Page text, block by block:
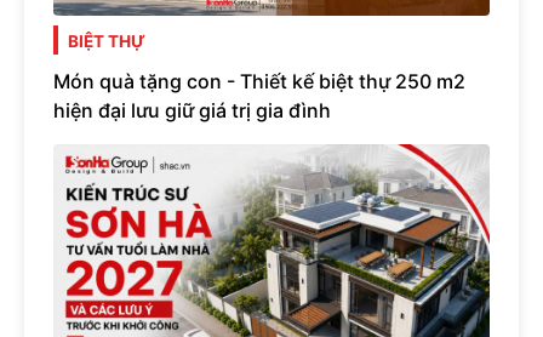
BIỆT THỰ
Món quà tặng con - Thiết kế biệt thự 250 m2
hiện đại lưu giữ giá trị gia đình